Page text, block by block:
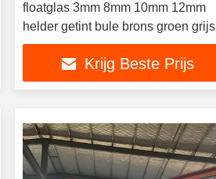
floatglas 3mm 8mm 10mm 12mm
helder getint bule brons groen grijs
reflecterend glas voor glasgebouw
Krijg Beste Prijs